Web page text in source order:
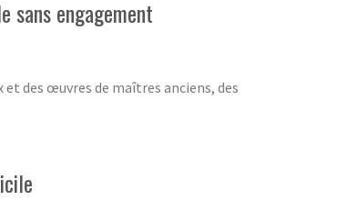
sans engagement
des œuvres de maîtres anciens, des